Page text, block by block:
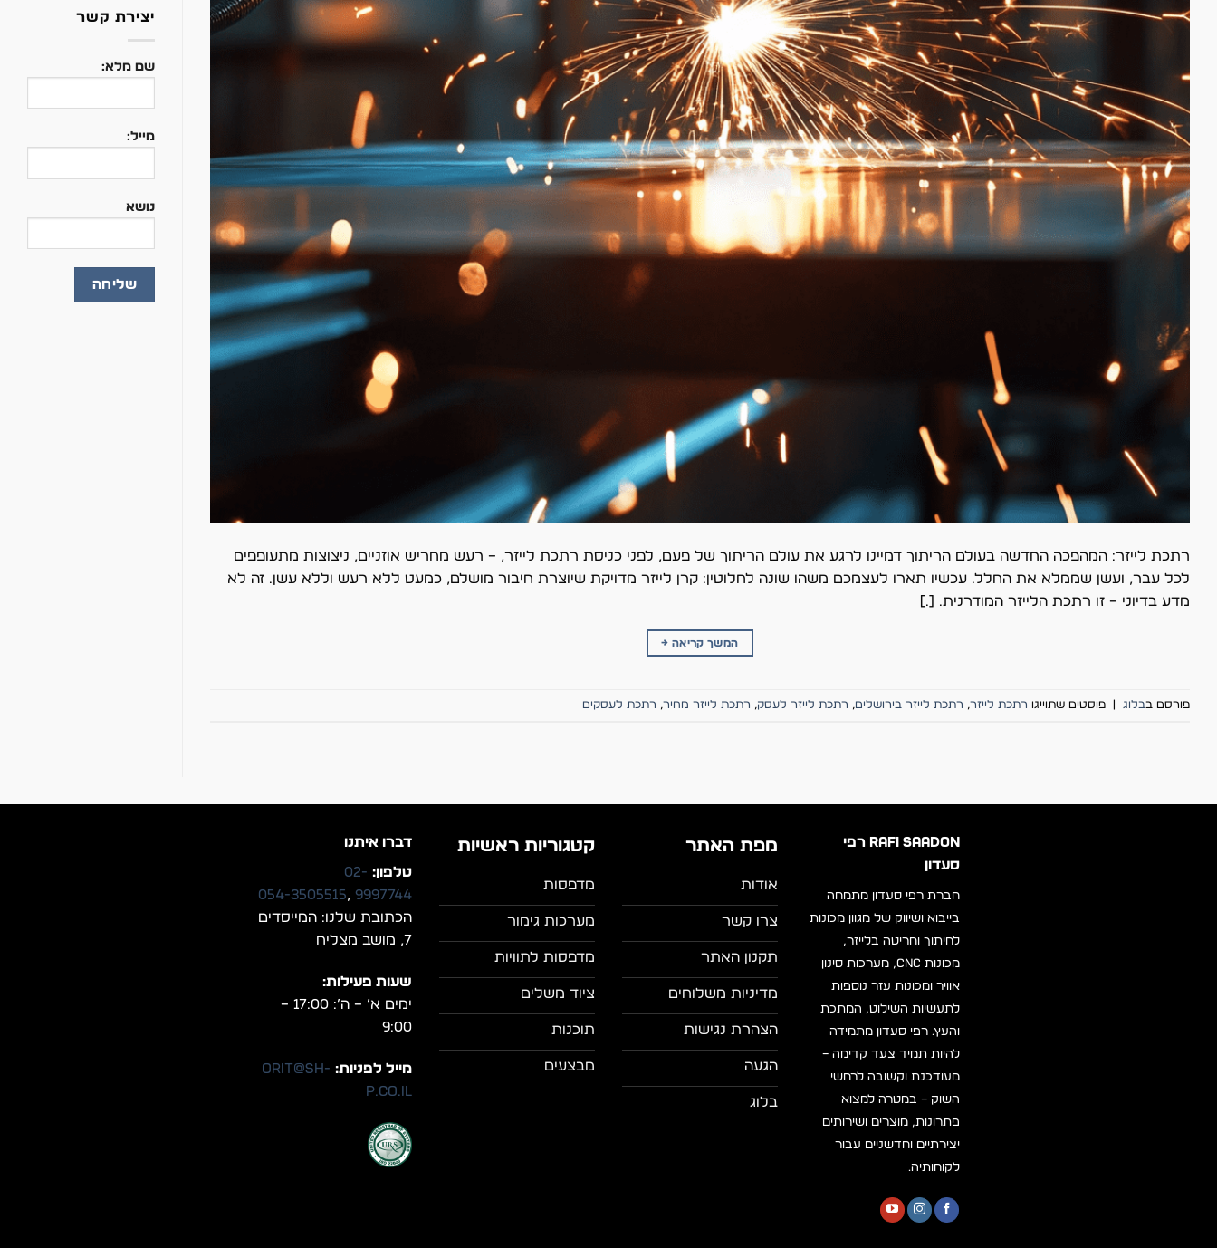
רתכת לייזר: המהפכה החדשה בעולם הריתוך דמיינו לרגע את עולם הריתוך של פעם, לפני כניסת רתכת לייזר, – רעש מחריש אוזניים, ניצוצות מתעופפים
לכל עבר, ועשן שממלא את החלל. עכשיו תארו לעצמכם משהו שונה לחלוטין: קרן לייזר מדויקת שיוצרת חיבור מושלם, כמעט ללא רעש וללא עשן. זה לא
מדע בדיוני – זו רתכת הלייזר המודרנית. […]
המשך קריאה →
פורסם בבלוג פוסטים שתוייגו רתכת לייזר, רתכת לייזר בירושלים, רתכת לייזר לעסק, רתכת לייזר מחיר, רתכת לעסקים
יצירת קשר
שם מלא:
מייל:
נושא
RAFI SAADON רפי
סעדון
חברת רפי סעדון מתמחה
בייבוא ושיווק של מגוון מכונות
לחיתוך וחריטה בלייזר,
מכונות CNC, מערכות סינון
אוויר ומכונות עזר נוספות
לתעשיות השילוט, המתכת
והעץ. רפי סעדון מתמידה
להיות תמיד צעד קדימה –
מעודכנת וקשובה לרחשי
השוק – במטרה למצוא
פתרונות, מוצרים ושירותים
יצירתיים וחדשניים עבור
לקוחותיה.
מפת האתר
אודות
צרו קשר
תקנון האתר
מדיניות משלוחים
הצהרת נגישות
הגעה
בלוג
קטגוריות ראשיות
מדפסות
מערכות גימור
מדפסות לתוויות
ציוד משלים
תוכנות
מבצעים
דברו איתנו
טלפון: 02-
9997744
,
054-3505515
הכתובת שלנו: המייסדים
7, מושב מצליח
שעות פעילות:
ימים א’ – ה’: 17:00 –
9:00
מייל לפניות: orit@sh-
p.co.il